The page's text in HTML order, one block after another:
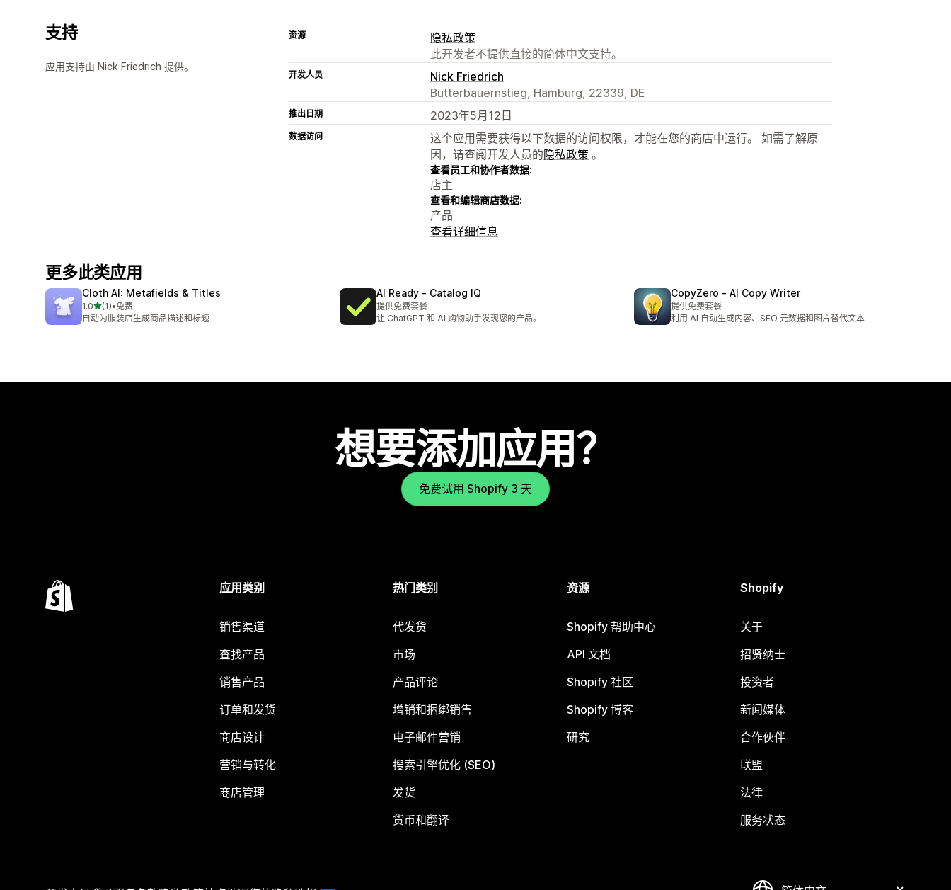
支持
应用支持由 Nick Friedrich 提供。
资源
隐私政策
此开发者不提供直接的简体中文支持。
开发人员
Nick Friedrich
Butterbauernstieg, Hamburg, 22339, DE
推出日期 2023年5月12日
数据访问
这个应用需要获得以下数据的访问权限，才能在您的商店中运行。 如需了解原
因，请查阅开发人员的隐私政策 。
查看员工和协作者数据:
店主
查看和编辑商店数据:
产品
查看详细信息
更多此类应用
Cloth AI: Metafields & Titles
1.0星（满分 5 星）
(1)
总共 1 条评论
•免费
自动为服装店生成商品描述和标题
AI Ready ‑ Catalog IQ
提供免费套餐
让 ChatGPT 和 AI 购物助手发现您的产品。
CopyZero ‑ AI Copy Writer
提供免费套餐
利用 AI 自动生成内容、SEO 元数据和图片替代文本
想要添加应用？
免费试用 Shopify 3 天
应用类别
销售渠道
查找产品
销售产品
订单和发货
商店设计
营销与转化
商店管理
热门类别
代发货
市场
产品评论
增销和捆绑销售
电子邮件营销
搜索引擎优化 (SEO)
发货
货币和翻译
资源
Shopify 帮助中心
API 文档
Shopify 社区
Shopify 博客
研究
Shopify
关于
招贤纳士
投资者
新闻媒体
合作伙伴
联盟
法律
服务状态